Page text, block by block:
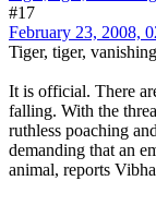
#17
February 23, 2008,
Tiger, tiger,
It is official. There
falling. With the
ruthless poaching
demanding that an
animal, reports